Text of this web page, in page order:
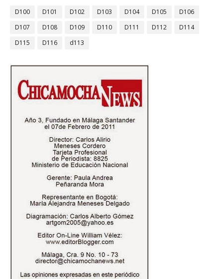
D100 D101 D102 D103 D104 D105
D106
D107
D108 D109 D110 D111 D112
D114
D115
D116 d113